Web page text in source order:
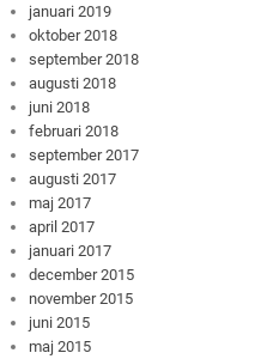
januari 2019
oktober 2018
september 2018
augusti 2018
juni 2018
februari 2018
september 2017
augusti 2017
maj 2017
april 2017
januari 2017
december 2015
november 2015
juni 2015
maj 2015